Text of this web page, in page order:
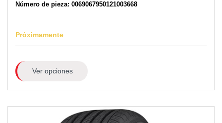
Número de pieza: 0069067950121003668
Próximamente
Ver opciones